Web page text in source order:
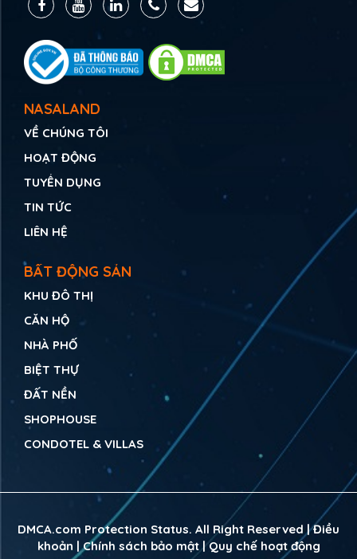
NASALAND
VỀ CHÚNG TÔI
HOẠT ĐỘNG
TUYỂN DỤNG
TIN TỨC
LIÊN HỆ
BẤT ĐỘNG SẢN
KHU ĐÔ THỊ
CĂN HỘ
NHÀ PHỐ
BIỆT THỰ
ĐẤT NỀN
SHOPHOUSE
CONDOTEL & VILLAS
DMCA.com Protection Status. All Right Reserved |Điều
khoản |Chính sách bảo mật|Quy chế hoạt động